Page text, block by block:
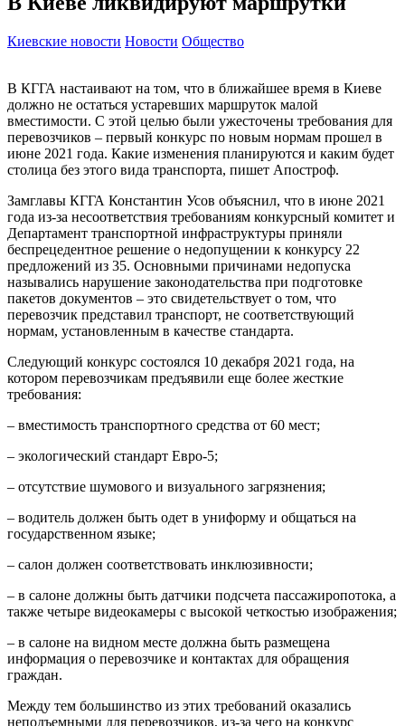
Киевские новости Новости Общество
В КГГА настаивают на том, что в ближайшее время в Киеве
должно не остаться устаревших маршруток малой
вместимости. С этой целью были ужесточены требования для
перевозчиков – первый конкурс по новым нормам прошел в
июне 2021 года. Какие изменения планируются и каким будет
столица без этого вида транспорта, пишет Апостроф.
Замглавы КГГА Константин Усов объяснил, что в июне 2021
года из-за несоответствия требованиям конкурсный комитет и
Департамент транспортной инфраструктуры приняли
беспрецедентное решение о недопущении к конкурсу 22
предложений из 35. Основными причинами недопуска
назывались нарушение законодательства при подготовке
пакетов документов – это свидетельствует о том, что
перевозчик представил транспорт, не соответствующий
нормам, установленным в качестве стандарта.
Следующий конкурс состоялся 10 декабря 2021 года, на
котором перевозчикам предъявили еще более жесткие
требования:
– вместимость транспортного средства от 60 мест;
– экологический стандарт Евро-5;
– отсутствие шумового и визуального загрязнения;
– водитель должен быть одет в униформу и общаться на
государственном языке;
– салон должен соответствовать инклюзивности;
– в салоне должны быть датчики подсчета пассажиропотока, а
также четыре видеокамеры с высокой четкостью изображения;
– в салоне на видном месте должна быть размещена
информация о перевозчике и контактах для обращения
граждан.
Между тем большинство из этих требований оказались
неподъемными для перевозчиков, из-за чего на конкурс